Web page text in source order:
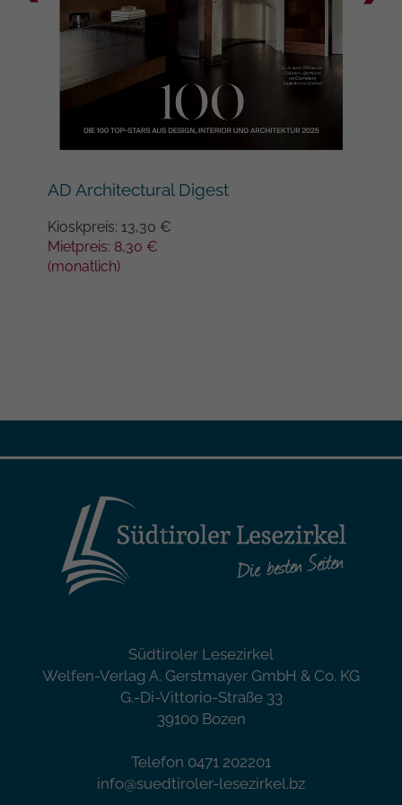
AD Architectural Digest
Kioskpreis: 13,30 €
Mietpreis: 8,30 €
(monatlich)
Südtiroler Lesezirkel
Welfen-Verlag A. Gerstmayer GmbH & Co. KG
G.-Di-Vittorio-Straße 33
39100 Bozen
Telefon 0471 202201
info@suedtiroler-lesezirkel.bz
Google auf Websites mit hohem
Datenaufkommen aufgezeichnete
Datenmenge begrenzt wird.